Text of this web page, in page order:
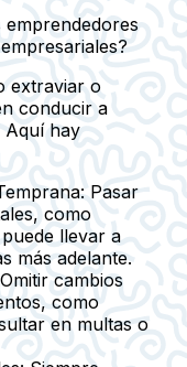
extraviar o
conducir a
Aquí hay
: Pasar
como
llevar a
más adelante.
cambios
como
en multas o